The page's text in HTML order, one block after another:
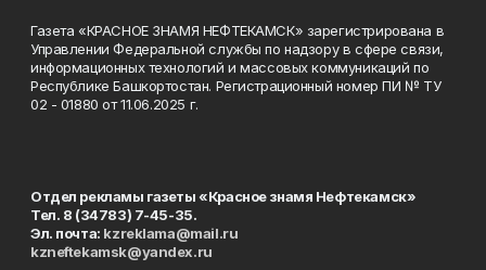
Газета «КРАСНОЕ ЗНАМЯ НЕФТЕКАМСК» зарегистрирована в
Управлении Федеральной службы по надзору в сфере связи,
информационных технологий и массовых коммуникаций по
Республике Башкортостан. Регистрационный номер ПИ № ТУ
02 - 01880 от 11.06.2025 г.
Отдел рекламы газеты «Красное знамя Нефтекамск»
Тел. 8 (34783) 7-45-35.
Эл. почта: kzreklama@mail.ru
kzneftekamsk@yandex.ru